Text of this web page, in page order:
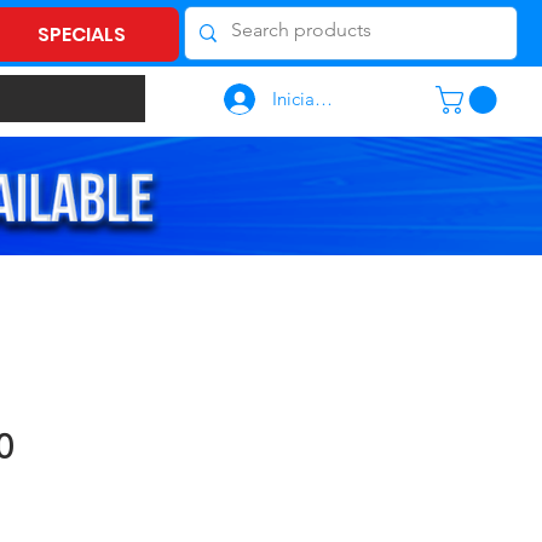
Iniciar sesión
SPECIALS